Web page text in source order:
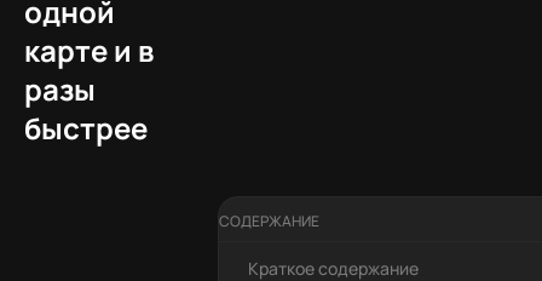
одной
карте и в
разы
быстрее
СОДЕРЖАНИЕ
Краткое содержание